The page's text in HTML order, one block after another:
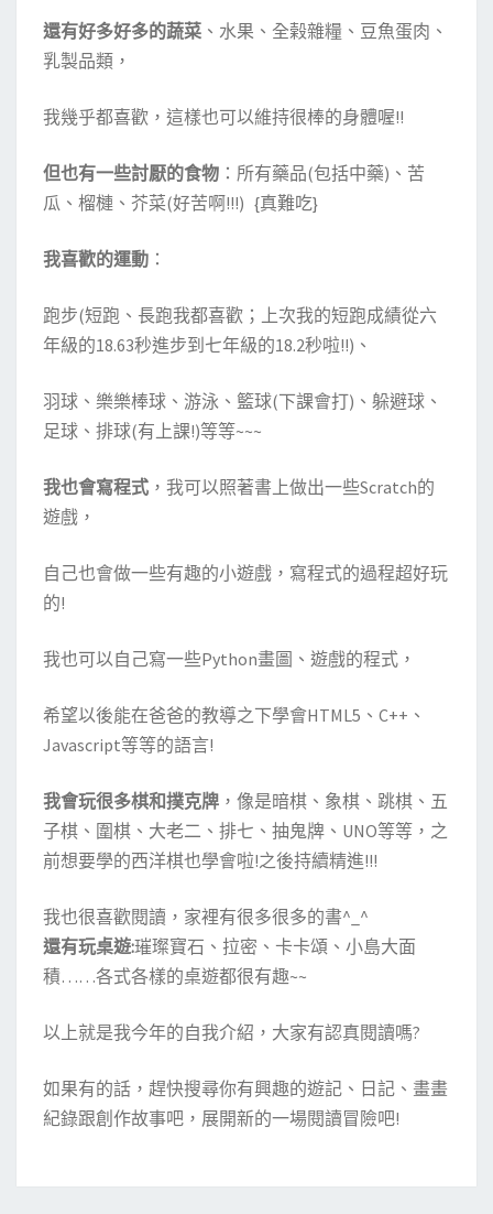
還有好多好多的蔬菜 、水果、全榖雜糧、豆魚蛋肉、
乳製品類，
我幾乎都喜歡，這樣也可以維持很棒的身體喔!!
但也有一些討厭的食物 ：所有藥品(包括中藥)、苦
瓜、榴槤、芥菜(好苦啊!!!) {真難吃}
我喜歡的運動 ：
跑步(短跑、長跑我都喜歡；上次我的短跑成績從六
年級的18.63秒進步到七年級的18.2秒啦!!)、
羽球、樂樂棒球、游泳、籃球(下課會打)、躲避球、
足球、排球(有上課!)等等~~~
我也會寫程式 ，我可以照著書上做出一些Scratch的
遊戲，
自己也會做一些有趣的小遊戲，寫程式的過程超好玩
的!
我也可以自己寫一些Python畫圖、遊戲的程式，
希望以後能在爸爸的教導之下學會HTML5、C++、
Javascript等等的語言!
我會玩很多棋和撲克牌 ，像是暗棋、象棋、跳棋、五
子棋、圍棋、大老二、排七、抽鬼牌、UNO等等，之
前想要學的西洋棋也學會啦!之後持續精進!!!
我也很喜歡閱讀，家裡有很多很多的書^_^
還有玩桌遊:璀璨寶石、拉密、卡卡頌、小島大面
積……各式各樣的桌遊都很有趣~~
以上就是我今年的自我介紹，大家有認真閱讀嗎?
如果有的話，趕快搜尋你有興趣的遊記、日記、畫畫
紀錄跟創作故事吧，展開新的一場閱讀冒險吧!